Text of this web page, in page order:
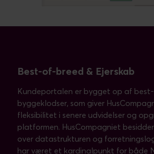
Best-of-breed & Ejerskab
Kundeportalen er bygget op af
byggeklodser, som giver
fleksibilitet i senere udvidelser og
platformen. HusCompagniet
over datastrukturen og
har været et kardinalpunkt for både